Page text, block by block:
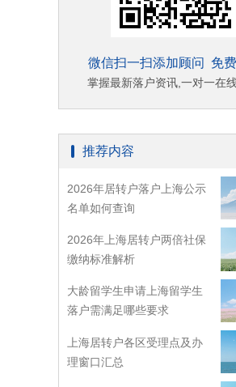
微信扫一扫添加顾问 免
掌握最新落户资讯,一对一在
推荐内容
2026年居转户落户上海公示
名单如何查询
2026年上海居转户两倍社保
缴纳标准解析
大龄留学生申请上海留学生
落户需满足哪些要求
上海居转户各区受理点及办
理窗口汇总